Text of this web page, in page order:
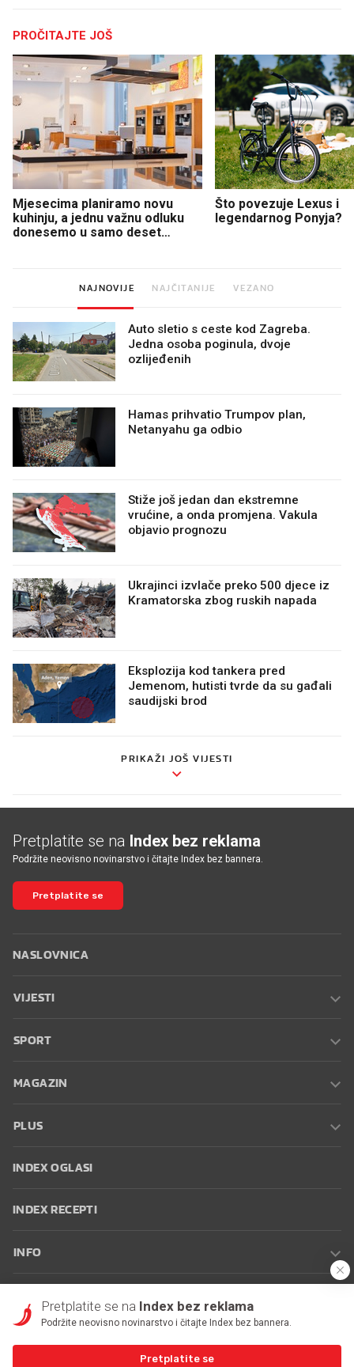
PROČITAJTE JOŠ
Mjesecima planiramo novu
kuhinju, a jednu važnu odluku
donesemo u samo deset
Što povezuje Lexus i
legendarnog Ponyja?
NAJNOVIJE NAJČITANIJE VEZANO
Auto sletio s ceste kod Zagreba.
Jedna osoba poginula, dvoje
ozlijeđenih
Hamas prihvatio Trumpov plan,
Netanyahu ga odbio
Stiže još jedan dan ekstremne
vrućine, a onda promjena. Vakula
objavio prognozu
Ukrajinci izvlače preko 500 djece iz
Kramatorska zbog ruskih napada
Eksplozija kod tankera pred
Jemenom, hutisti tvrde da su gađali
saudijski brod
PRIKAŽI JOŠ VIJESTI
Pretplatite se na Index bez reklama
Podržite neovisno novinarstvo i čitajte Index bez bannera.
Pretplatite se
NASLOVNICA
VIJESTI
SPORT
MAGAZIN
PLUS
INDEX OGLASI
INDEX RECEPTI
INFO
korištenja
Postavke kolačića
Pretplatite se na Index bez reklama
Podržite neovisno novinarstvo i čitajte Index bez bannera.
Pretplatite se